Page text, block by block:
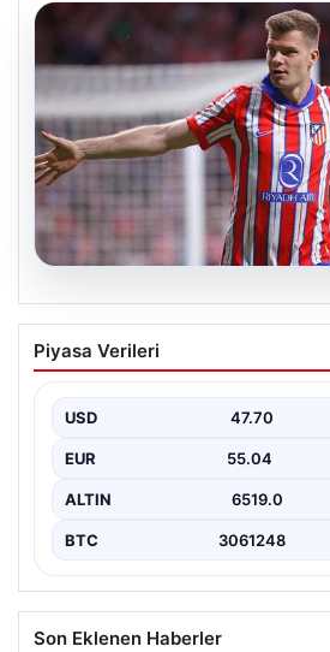
05.08.2026
Sörloth Transfer
ve Beşiktaş Mücadelesi
sahne olurken, Süper Lig’in iki
Piyasa Verileri
USD 47.70
EUR 55.04
ALTIN 6519.0
BTC 3061248
Son Eklenen Haberler